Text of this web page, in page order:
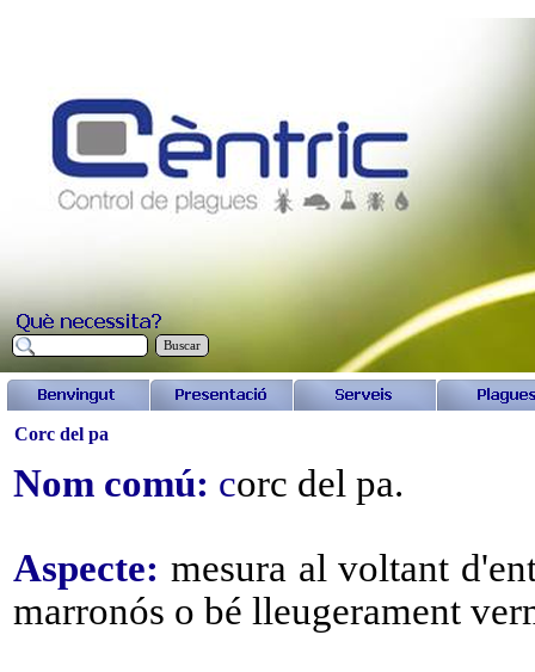
Buscar
Corc del pa
Nom comú: corc del pa.
Aspecte: mesura al voltant
marronós o bé lleugerament